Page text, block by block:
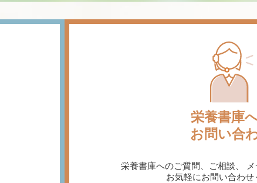
栄養書庫
お問い合
栄養書庫へのご質問、ご相談、
お気軽にお問い合わせ